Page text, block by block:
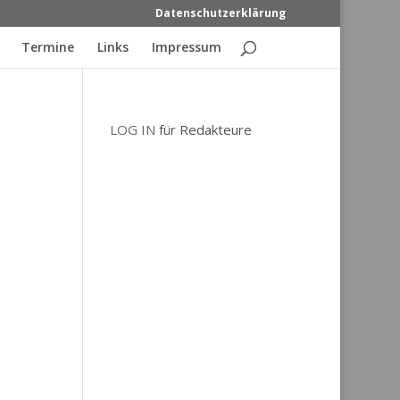
Datenschutzerklärung
Termine Links Impressum
LOG IN für Redakteure